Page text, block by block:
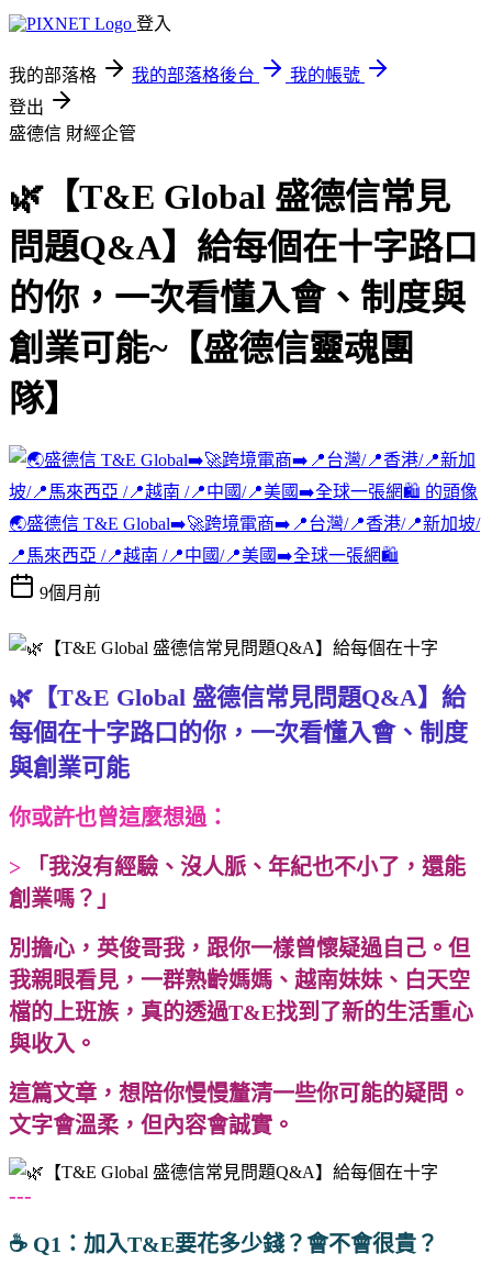
登入
我的部落格 我的部落格後台
我的帳號
登出
盛德信 財經企管
🌿【T&E Global 盛德信常見
問題Q&A】給每個在十字路口
的你，一次看懂入會、制度與
創業可能~【盛德信靈魂團
隊】
🌏盛德信 T&E Global➡️🚀跨境電商➡️📍台灣/📍香港/📍新加坡/
📍馬來西亞 /📍越南 /📍中國/📍美國➡️全球一張網🛍️
9個月前
🌿【T&E Global 盛德信常見問題Q&A】給
每個在十字路口的你，一次看懂入會、制度
與創業可能
你或許也曾這麼想過：
>
「我沒有經驗、沒人脈、年紀也不小了，還能
創業嗎？」
別擔心，英俊哥我，跟你一樣曾懷疑過自己。但
我親眼看見，一群熟齡媽媽、越南妹妹、白天空
檔的上班族，真的透過T&E找到了新的生活重心
與收入。
這篇文章，想陪你慢慢釐清一些你可能的疑問。
文字會溫柔，但內容會誠實。
---
☕ Q1：加入T&E要花多少錢？會不會很貴？